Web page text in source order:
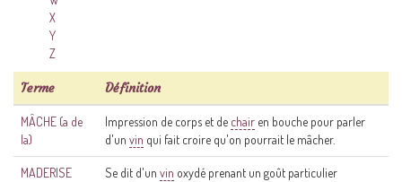
X
Y
Z
Terme Définition
MÂCHE (a de
la)
Impression de corps et de chair en bouche pour parler
d'un vin qui fait croire qu'on pourrait le mâcher.
MADERISE Se dit d'un vin oxydé prenant un goût particulier